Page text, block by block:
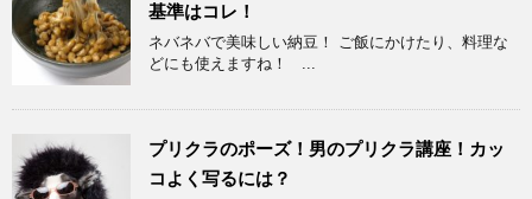
基準はコレ！
ネバネバで美味しい納豆！ ご飯にかけたり、料理な
どにも使えますね！ ...
プリクラのポーズ！男のプリクラ講座！カッ
コよく写るには？